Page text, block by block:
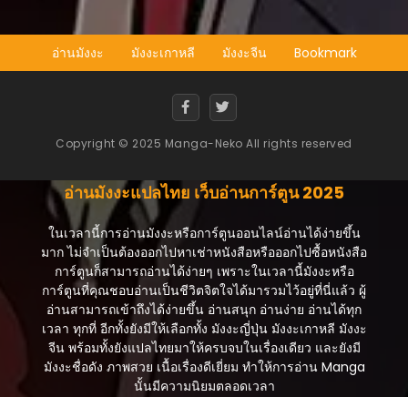
อ่านมังงะ มังงะเกาหลี มังงะจีน Bookmark
Copyright © 2025 Manga-Neko All rights reserved
อ่านมังงะแปลไทย เว็บอ่านการ์ตูน 2025
ในเวลานี้การอ่านมังงะหรือการ์ตูนออนไลน์อ่านได้ง่ายขึ้น
มาก ไม่จำเป็นต้องออกไปหาเช่าหนังสือหรือออกไปซื้อหนังสือ
การ์ตูนก็สามารถอ่านได้ง่ายๆ เพราะในเวลานี้มังงะหรือ
การ์ตูนที่คุณชอบอ่านเป็นชีวิตจิตใจได้มารวมไว้อยู่ที่นี่แล้ว ผู้
อ่านสามารถเข้าถึงได้ง่ายขึ้น อ่านสนุก อ่านง่าย อ่านได้ทุก
เวลา ทุกที่ อีกทั้งยังมีให้เลือกทั้ง มังงะญี่ปุ่น มังงะเกาหลี มังงะ
จีน พร้อมทั้งยังแปลไทยมาให้ครบจบในเรื่องเดียว และยังมี
มังงะชื่อดัง ภาพสวย เนื้อเรื่องดีเยี่ยม ทำให้การอ่าน Manga
นั้นมีความนิยมตลอดเวลา